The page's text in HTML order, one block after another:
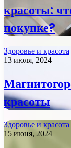
красоты:
покупке?
Здоровье и красота
13 июля, 2024
красоты
Здоровье и красота
15 июня, 2024